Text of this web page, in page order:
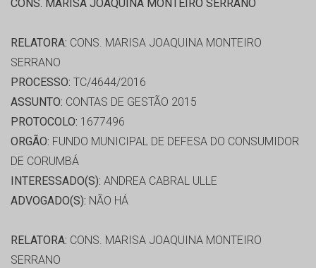
CONS. MARISA JOAQUINA MONTEIRO SERRANO
RELATORA: CONS. MARISA JOAQUINA MONTEIRO
SERRANO
PROCESSO: TC/4644/2016
ASSUNTO: CONTAS DE GESTÃO 2015
PROTOCOLO: 1677496
ORGÃO: FUNDO MUNICIPAL DE DEFESA DO CONSUMIDOR
DE CORUMBÁ
INTERESSADO(S): ANDREA CABRAL ULLE
ADVOGADO(S): NÃO HÁ
RELATORA: CONS. MARISA JOAQUINA MONTEIRO
SERRANO